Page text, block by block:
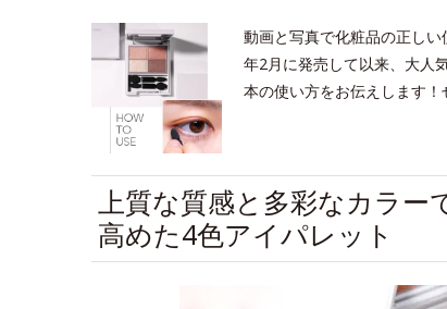
動画と写真で化粧品の正し
年2月に発売して以来、大人
本の使い方をお伝えします
上質な質感と多彩なカラー
高めた4色アイパレット